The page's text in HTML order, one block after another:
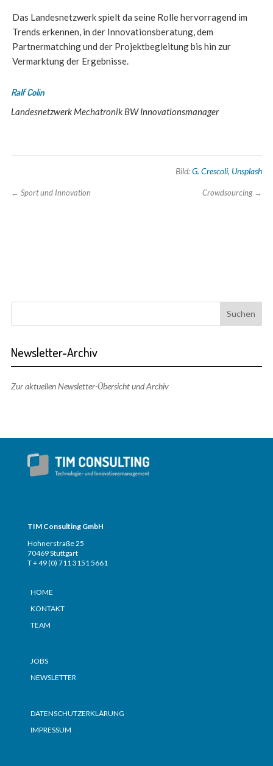
Das Landesnetzwerk spielt da seine Rolle hervorragend im
Trends erkennen, in der Innovationsberatung, dem
Partnermatching und der Projektbegleitung bis hin zur
Vermarktung der Ergebnisse.
Ralf Colin
Landesnetzwerk Mechatronik BW Innovationsmanager
Bild:G. Crescoli, Unsplash
← Sport und Innovation Crowdsourcing→
Newsletter-Archiv
Zur aktuellen Newsletter-Übersicht und Archiv
TIM Consulting GmbH
Hohnerstraße 25
70469 Stuttgart
T + 49 (0) 711 3151 5661
HOME
KONTAKT
TEAM
JOBS
NEWSLETTER
DATENSCHUTZERKLÄRUNG
IMPRESSUM